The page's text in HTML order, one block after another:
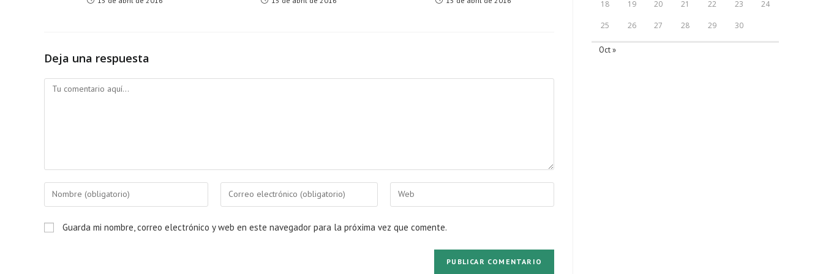
Deja una respuesta
Comentario
Introduce
tu
o
Introduce
tu
Introduce
la
de
Guarda mi nombre, correo electrónico y web en este navegador para la próxima vez que comente.
18 19 20 21 22 23 24
25 26 27 28 29 30
Oct »